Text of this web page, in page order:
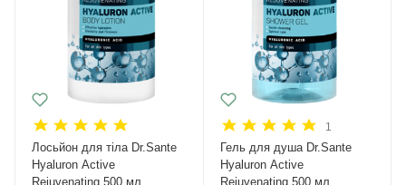
Лосьйон для тіла Dr.Sante
Hyaluron Active
Rejuvenating 500 мл
1
Гель для душа Dr.Sante
Hyaluron Active
Rejuvenating 500 мл